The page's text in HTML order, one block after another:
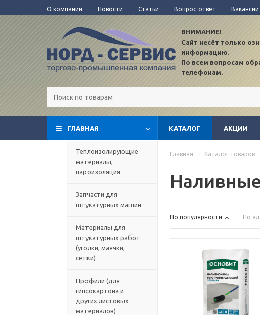
О компании Новости Статьи Вопрос-ответ Вакансии
ВНИМАНИЕ!
Сайт несёт только
информацию.
По всем вопросам
телефонам.
ГЛАВНАЯ TEST12
КАТАЛОГ АКЦИИ
Теплоизолирующие
материалы,
пароизоляция
Запчасти для
штукатурных машин
Материалы для
штукатурных работ
(уголки, маячки,
сетки)
Профили (для
гипсокартона и
других листовых
материалов)
Главная - Каталог товаров
По популярности По